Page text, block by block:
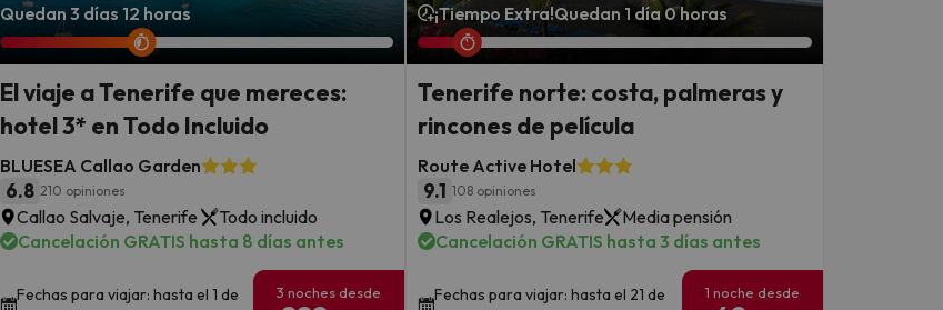
Quedan 3 días 12 horas
El viaje a Tenerife que mereces:
hotel 3* en Todo Incluido
BLUESEA Callao Garden
6.8 210 opiniones
Callao Salvaje, Tenerife
Todo incluido
Cancelación GRATIS hasta 8 días antes
Fechas para viajar: hasta el 1 de
3 noches desde
¡Tiempo Extra!Quedan 1 día 0 horas
Tenerife norte: costa, palmeras y
rincones de película
Route Active Hotel
9.1 108 opiniones
Los Realejos, Tenerife
Media pensión
Cancelación GRATIS hasta 3 días antes
Fechas para viajar: hasta el 21 de
1 noche desde